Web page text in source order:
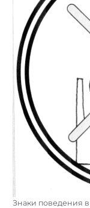
Знаки поведения